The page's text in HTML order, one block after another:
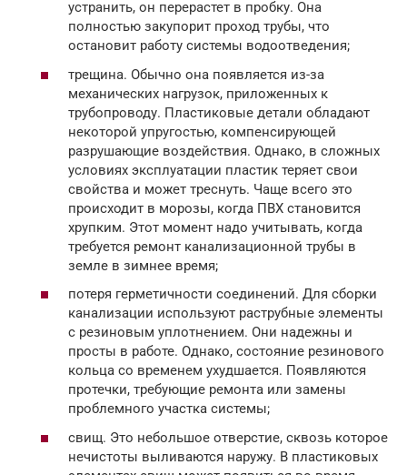
устранить, он перерастет в пробку. Она
полностью закупорит проход трубы, что
остановит работу системы водоотведения;
трещина. Обычно она появляется из-за
механических нагрузок, приложенных к
трубопроводу. Пластиковые детали обладают
некоторой упругостью, компенсирующей
разрушающие воздействия. Однако, в сложных
условиях эксплуатации пластик теряет свои
свойства и может треснуть. Чаще всего это
происходит в морозы, когда ПВХ становится
хрупким. Этот момент надо учитывать, когда
требуется ремонт канализационной трубы в
земле в зимнее время;
потеря герметичности соединений. Для сборки
канализации используют раструбные элементы
с резиновым уплотнением. Они надежны и
просты в работе. Однако, состояние резинового
кольца со временем ухудшается. Появляются
протечки, требующие ремонта или замены
проблемного участка системы;
свищ. Это небольшое отверстие, сквозь которое
нечистоты выливаются наружу. В пластиковых